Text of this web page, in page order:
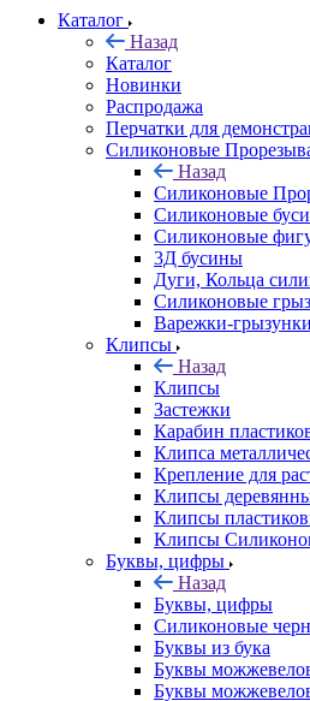
Каталог
Назад
Каталог
Новинки
Распродажа
Перчатки для
Силиконовые
Назад
Силиконовые
Силиконовые
Силиконовые
3Д бусины
Дуги, Кольца
Силиконовые
Варежки-грызунки
Клипсы
Назад
Клипсы
Застежки
Карабин
Клипса
Крепление для
Клипсы
Клипсы
Клипсы
Буквы, цифры
Назад
Буквы, цифры
Силиконовые
Буквы из бука
Буквы
Буквы